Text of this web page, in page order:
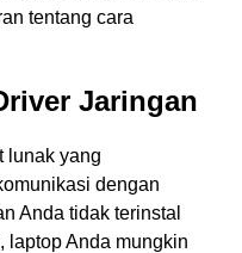
tentang cara
Jaringan
lunak yang
dengan
Anda tidak terinstal
laptop Anda mungkin